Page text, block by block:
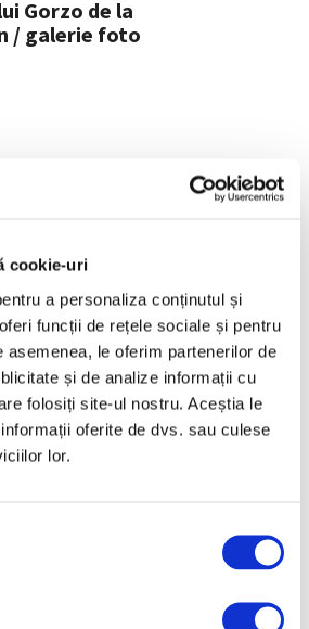
cookie-uri
a personaliza conținutul și
funcții de rețele sociale și pentru
asemenea, le oferim partenerilor de
și de analize informații cu
folosiți site-ul nostru. Aceștia le
oferite de dvs. sau culese
lor.
Gorzo de la
/ galerie foto
Reinterpretare
contemporană a operei
lui Brâncuși, în expoziție
de artă urbană la
Belgrad
7 August 2026
Galeriile Uffizi din
Florența, renovare fără